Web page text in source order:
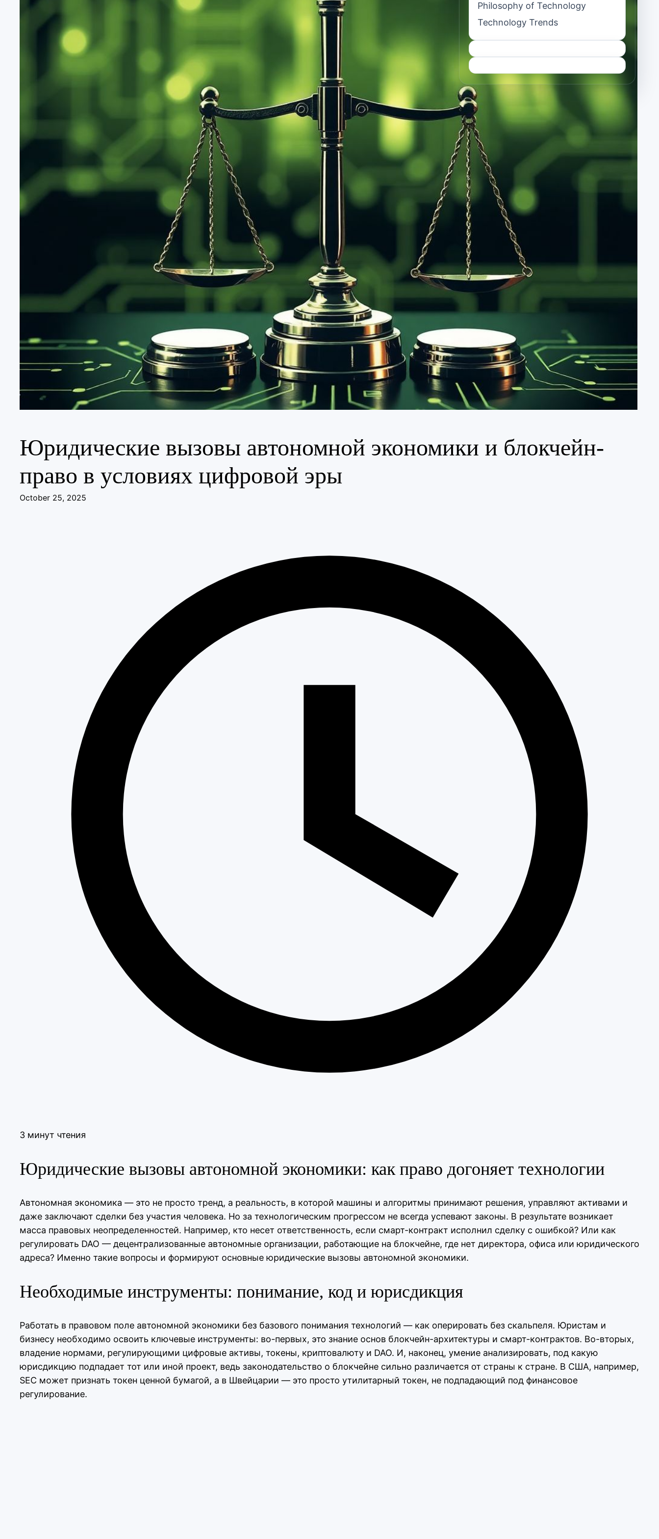
Юридические вызовы автономной экономики и блокчейн-
право в условиях цифровой эры
October 25, 2025
3 минут чтения
Юридические вызовы автономной экономики: как право догоняет технологии
Автономная экономика — это не просто тренд, а реальность, в которой машины и алгоритмы принимают решения, управляют активами и
даже заключают сделки без участия человека. Но за технологическим прогрессом не всегда успевают законы. В результате возникает
масса правовых неопределенностей. Например, кто несет ответственность, если смарт-контракт исполнил сделку с ошибкой? Или как
регулировать DAO — децентрализованные автономные организации, работающие на блокчейне, где нет директора, офиса или юридического
адреса? Именно такие вопросы и формируют основные юридические вызовы автономной экономики.
Необходимые инструменты: понимание, код и юрисдикция
Работать в правовом поле автономной экономики без базового понимания технологий — как оперировать без скальпеля. Юристам и
бизнесу необходимо освоить ключевые инструменты: во-первых, это знание основ блокчейн-архитектуры и смарт-контрактов. Во-вторых,
владение нормами, регулирующими цифровые активы, токены, криптовалюту и DAO. И, наконец, умение анализировать, под какую
юрисдикцию подпадает тот или иной проект, ведь законодательство о блокчейне сильно различается от страны к стране. В США, например,
SEC может признать токен ценной бумагой, а в Швейцарии — это просто утилитарный токен, не подпадающий под финансовое
регулирование.
Philosophy of Technology
Technology Trends